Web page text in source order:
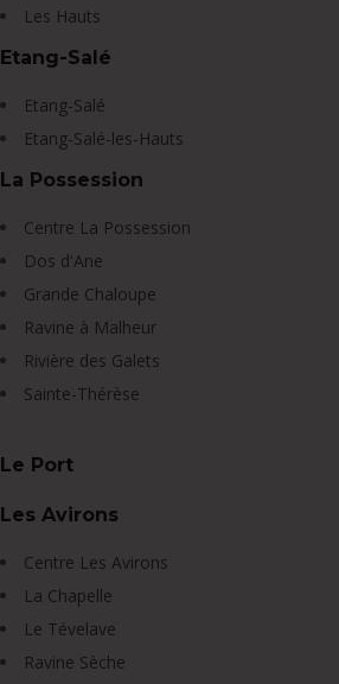
Les Hauts
Etang-Salé
Etang-Salé
Etang-Salé-les-Hauts
La Possession
Centre La Possession
Dos d'Ane
Grande Chaloupe
Ravine à Malheur
Rivière des Galets
Sainte-Thérèse
Le Port
Les Avirons
Centre Les Avirons
La Chapelle
Le Tévelave
Ravine Sèche